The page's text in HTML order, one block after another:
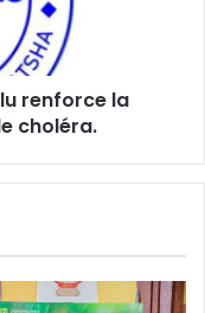
renforce la
choléra.